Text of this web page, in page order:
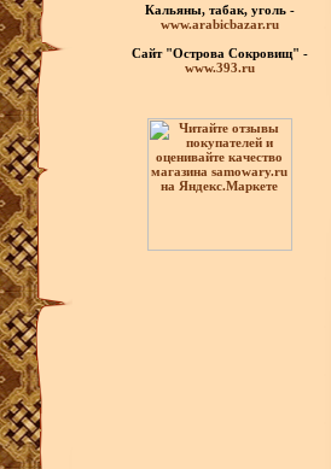
Кальяны, табак, уголь -
www.arabicbazar.ru
Сайт "Острова Сокровищ" -
www.393.ru